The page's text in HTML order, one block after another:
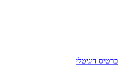
כרטיס דיגיטלי